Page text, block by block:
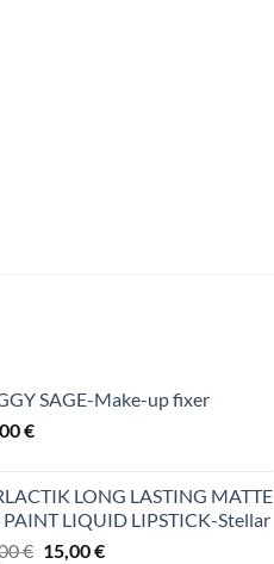
SAGE-Make-up fixer
€
LONG LASTING MATTE
PAINT LIQUID LIPSTICK-Stellar
€ Original
15,00€Η